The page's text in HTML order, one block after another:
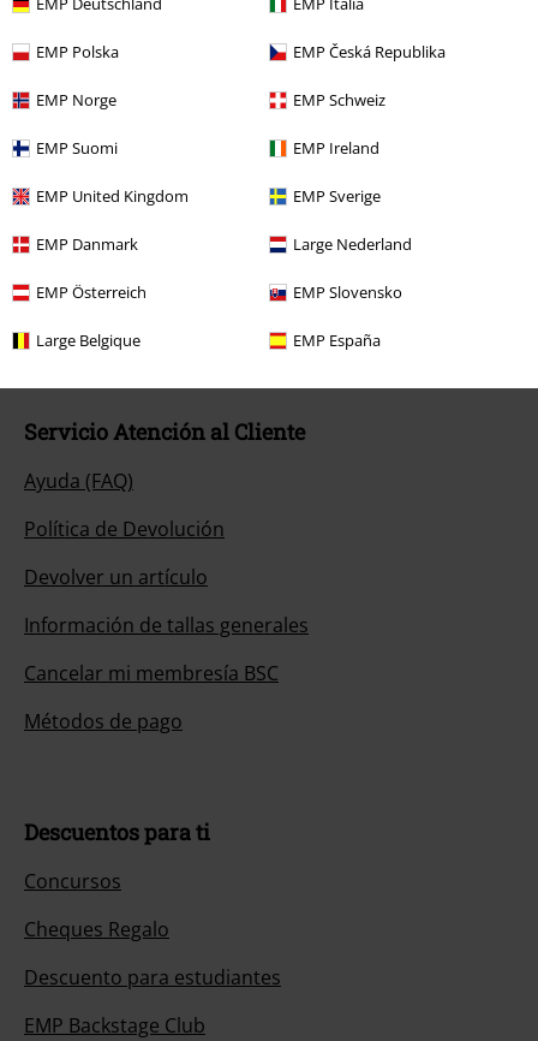
EMP Polska EMP Česká Republika
EMP Norge EMP Schweiz
EMP Suomi EMP Ireland
EMP United Kingdom EMP Sverige
EMP Danmark Large Nederland
EMP Österreich EMP Slovensko
Large Belgique EMP España
promoción.
Nuestro servicio de atención al cliente está a tu
Nuestro servicio de atención al cliente estará hoy disponible de 09:00
Servicio Atención al Cliente
Ayuda (FAQ)
Política de Devolución
Devolver un artículo
Información de tallas generales
Cancelar mi membresía BSC
Métodos de pago
Descuentos para ti
Concursos
Cheques Regalo
Descuento para estudiantes
EMP Backstage Club